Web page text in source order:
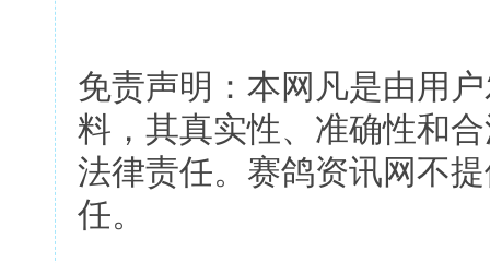
免责声明：本网凡是由用
料，其真实性、准确性和
法律责任。赛鸽资讯网不
任。